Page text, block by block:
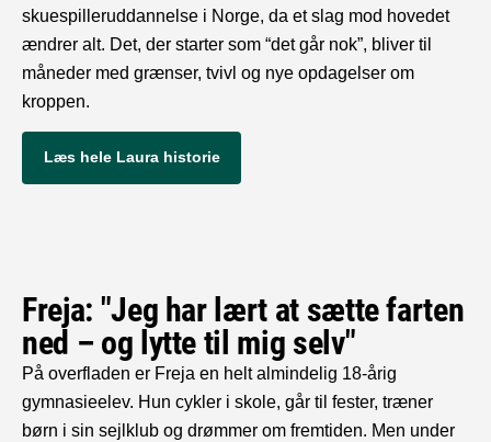
skuespilleruddannelse i Norge, da et slag mod hovedet
ændrer alt. Det, der starter som “det går nok”, bliver til
måneder med grænser, tvivl og nye opdagelser om
kroppen.
Læs hele Laura historie
Freja: "Jeg har lært at sætte farten
ned – og lytte til mig selv"
På overfladen er Freja en helt almindelig 18-årig
gymnasieelev. Hun cykler i skole, går til fester, træner
børn i sin sejlklub og drømmer om fremtiden. Men under